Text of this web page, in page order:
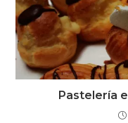
Pastelería